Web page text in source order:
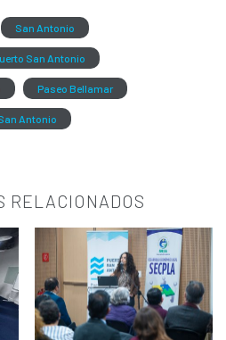
San Antonio
San Antonio
Paseo Bellamar
Antonio
RELACIONADOS